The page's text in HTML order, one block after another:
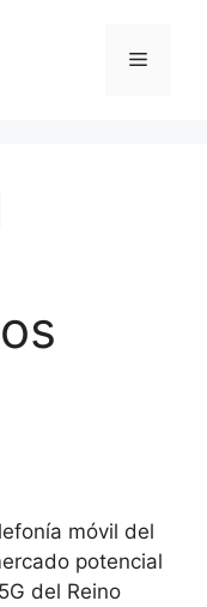
Menú
móvil del
potencial
del Reino